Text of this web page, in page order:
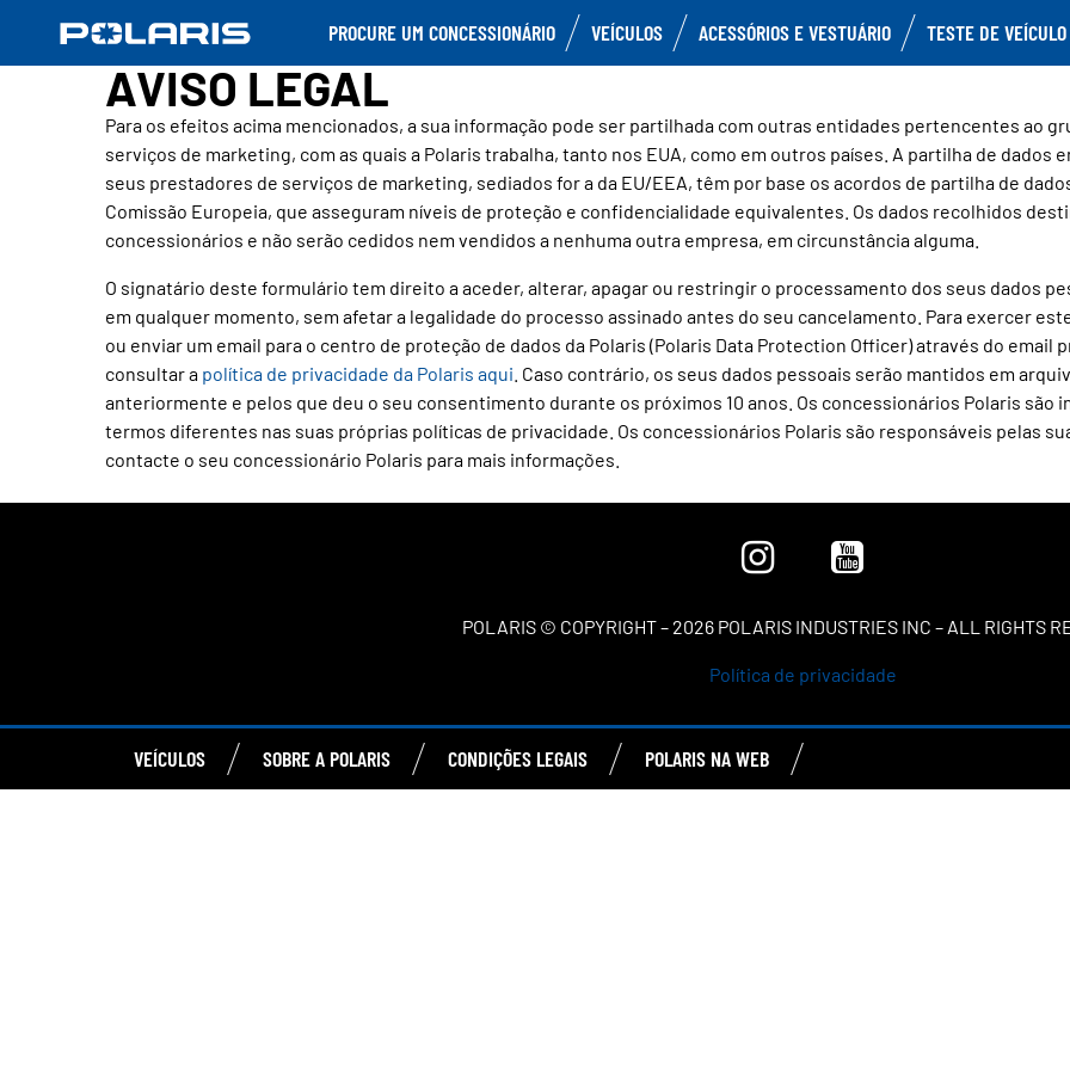
PROCURE UM CONCESSIONÁRIO VEÍCULOS ACESSÓRIOS E VESTUÁRIO TESTE DE VEÍCULO
AVISO LEGAL
Para os efeitos acima mencionados, a sua informação pode ser partilhada com outras entidades pertencentes ao
serviços de marketing, com as quais a Polaris trabalha, tanto nos EUA, como em outros países. A partilha de dados
seus prestadores de serviços de marketing, sediados for a da EU/EEA, têm por base os acordos de partilha de
Comissão Europeia, que asseguram níveis de proteção e confidencialidade equivalentes. Os dados recolhidos
concessionários e não serão cedidos nem vendidos a nenhuma outra empresa, em circunstância alguma.
O signatário deste formulário tem direito a aceder, alterar, apagar ou restringir o processamento dos seus dados
em qualquer momento, sem afetar a legalidade do processo assinado antes do seu cancelamento. Para exercer
ou enviar um email para o centro de proteção de dados da Polaris (Polaris Data Protection Officer) através do email
consultar a política de privacidade da Polaris aqui . Caso contrário, os seus dados pessoais serão mantidos em
anteriormente e pelos que deu o seu consentimento durante os próximos 10 anos. Os concessionários Polaris
termos diferentes nas suas próprias políticas de privacidade. Os concessionários Polaris são responsáveis pelas
contacte o seu concessionário Polaris para mais informações.
POLARIS © COPYRIGHT – 2026 POLARIS INDUSTRIES INC – ALL RIGHTS
Política de privacidade
VEÍCULOS SOBRE A POLARIS CONDIÇÕES LEGAIS POLARIS NA WEB